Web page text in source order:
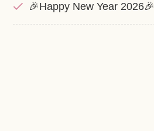
🎉Happy New Year 2026🎉